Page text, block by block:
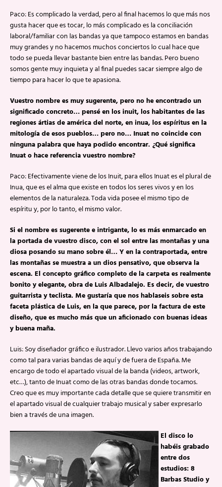
Paco: Es complicado la verdad, pero al final hacemos lo que más nos
gusta hacer que es tocar, lo más complicado es la conciliación
laboral/familiar con las bandas ya que tampoco estamos en bandas
muy grandes y no hacemos muchos conciertos lo cual hace que
todo se pueda llevar bastante bien entre las bandas. Pero bueno
somos gente muy inquieta y al final puedes sacar siempre algo de
tiempo para hacer lo que te apasiona.
Vuestro nombre es muy sugerente, pero no he encontrado un
significado concreto… pensé en los inuit, los habitantes de las
regiones ártias de américa del norte, en inua, los espíritus en la
mitología de esos pueblos… pero no… Inuat no coincide con
ninguna palabra que haya podido encontrar. ¿Qué significa
Inuat o hace referencia vuestro nombre?
Paco: Efectivamente viene de los Inuit, para ellos Inuat es el plural de
Inua, que es el alma que existe en todos los seres vivos y en los
elementos de la naturaleza. Toda vida posee el mismo tipo de
espíritu y, por lo tanto, el mismo valor.
Si el nombre es sugerente e intrigante, lo es más enmarcado en
la portada de vuestro disco, con el sol entre las montañas y una
diosa posando su mano sobre él… Y en la contraportada, entre
las montañas se muestra a un dios pensativo, que observa la
escena. El concepto gráfico completo de la carpeta es realmente
bonito y elegante, obra de Luis Albadalejo. Es decir, de vuestro
guitarrista y teclista. Me gustaría que nos hablaseis sobre esta
faceta plástica de Luis, en la que parece, por la factura de este
diseño, que es mucho más que un aficionado con buenas ideas
y buena maña.
Luis: Soy diseñador gráfico e ilustrador. Llevo varios años trabajando
como tal para varias bandas de aquí y de fuera de España. Me
encargo de todo el apartado visual de la banda (videos, artwork,
etc…), tanto de Inuat como de las otras bandas donde tocamos.
Creo que es muy importante cada detalle que se quiere transmitir en
el apartado visual de cualquier trabajo musical y saber expresarlo
bien a través de una imagen.
El disco lo
habéis grabado
entre dos
estudios: 8
Barbas Studio y